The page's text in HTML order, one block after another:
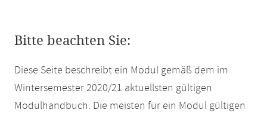
Bitte beachten Sie:
Diese Seite beschreibt ein Modul gemäß dem im
Wintersemester 2020/21 aktuellsten gültigen
Modulhandbuch. Die meisten für ein Modul gültigen